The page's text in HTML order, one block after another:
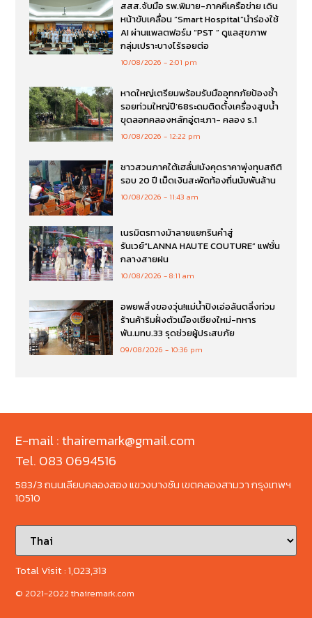
สสส.จับมือ รพ.พิมาย-ภาคคีเครือข่าย เดิน
หน้าขับเคลื่อน “Smart Hospital”นำร่องใช้
AI ผ่านแพลตฟอร์ม “PST ” ดูแลสุขภาพ
กลุ่มเปราะบางไร้รอยต่อ
10/08/2026 2:01 pm
หาดใหญ่เตรียมพร้อมรับมืออุทกภัยป้องซ้ำ
รอยท่วมใหญ่ปี’68ระดมติดตั้งเครื่องสูบน้ำ
ขุดลอกคลองหลักอู่ตะเภา- คลอง ร.1
10/08/2026 12:22 pm
ชาวสวนภาคใต้เฮลั่น!มังคุดราคาพุ่งทุบสถิติ
รอบ 20 ปี เม็ดเงินสะพัดท้องถิ่นนับพันล้าน
10/08/2026 11:43 am
เนรมิตรทางม้าลายแยกรินคำสู่
รันเวย์“LANNA HAUTE COUTURE” แฟชั่น
กลางสายฝน
10/08/2026 8:11 am
อพยพสิ่งของวุ่น!แม่น้ำปิงเอ่อล้นตลิ่งท่วม
ร้านค้าริมฝั่งตัวเมืองเชียงใหม่-ทหาร
พัน.มทบ.33 รุดช่วยผู้ประสบภัย
09/08/2026 10:36 pm
E-mail : thairemark@gmail.com
Tel. 083 0694516
583/3 ถนนเลียบคลองสอง แขวงบางชัน เขตคลองสามวา กรุงเทพฯ
10510
Total Visit :1,023,313
© 2021-2022 thairemark.com